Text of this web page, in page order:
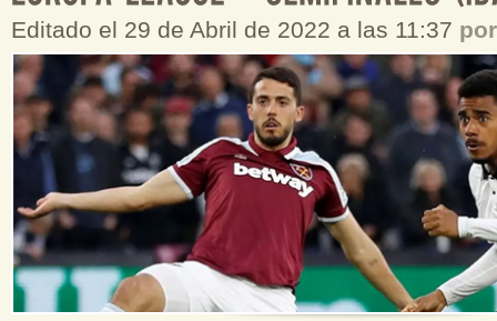
Editado el 29 de Abril de 2022 a las 11:37